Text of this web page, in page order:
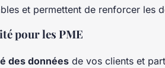
et permettent de renforcer les
pour les PME
des données de vos clients et